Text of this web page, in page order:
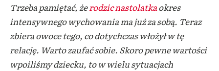
Trzeba pamiętać, żerodzic nastolatkaokres
intensywnego wychowania ma już za sobą. Teraz
zbiera owoce tego, co dotychczas włożył w tę
relację. Warto zaufać sobie. Skoro pewne wartości
wpoiliśmy dziecku, to w wielu sytuacjach